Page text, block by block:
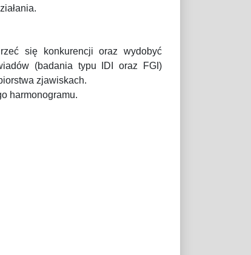
się konkurencji oraz wydobyć
(badania typu IDI oraz FGI)
zjawiskach.
harmonogramu.